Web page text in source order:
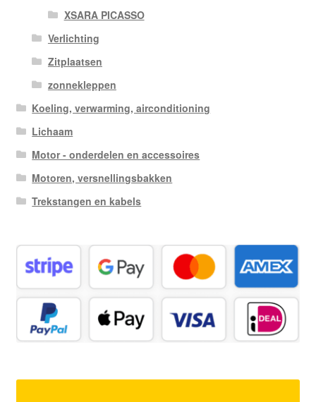
XSARA PICASSO
Verlichting
Zitplaatsen
zonnekleppen
Koeling, verwarming, airconditioning
Lichaam
Motor - onderdelen en accessoires
Motoren, versnellingsbakken
Trekstangen en kabels